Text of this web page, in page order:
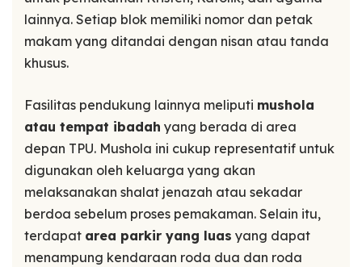
lainnya. Setiap blok memiliki nomor dan petak
makam yang ditandai dengan nisan atau tanda
khusus.
Fasilitas pendukung lainnya meliputi mushola
atau tempat ibadah yang berada di area
depan TPU. Mushola ini cukup representatif untuk
digunakan oleh keluarga yang akan
melaksanakan shalat jenazah atau sekadar
berdoa sebelum proses pemakaman. Selain itu,
terdapat area parkir yang luas yang dapat
menampung kendaraan roda dua dan roda